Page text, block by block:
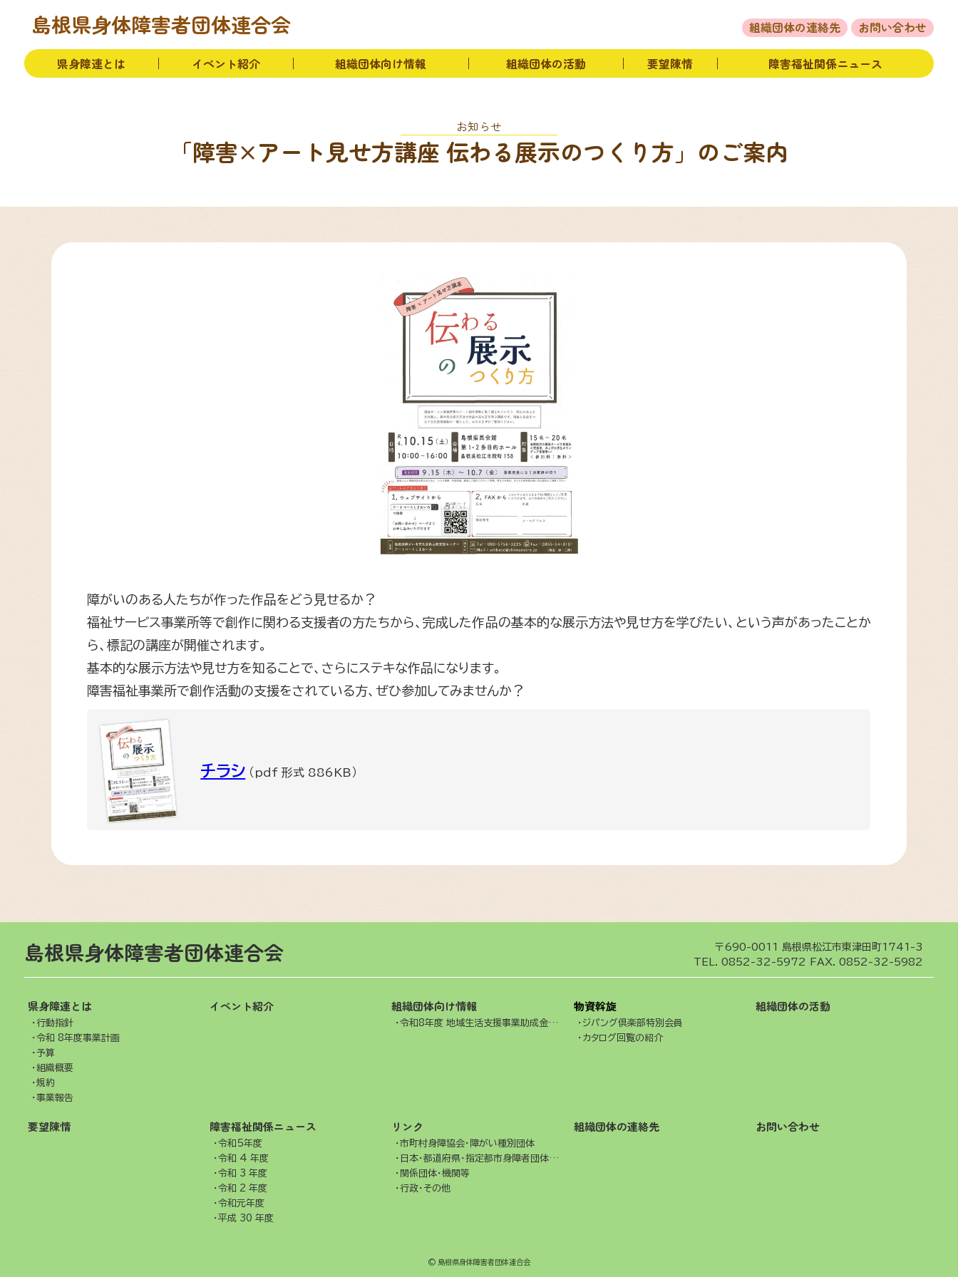
お知らせ
島根県身体障害者団体連合会 組織団体の連絡先 お問い合わせ
県身障連とは イベント紹介 組織団体向け情報 組織団体の活動 要望陳情 障害福祉関係ニュース
お知らせ
「障害×アート見せ方講座 伝わる展示のつくり方」のご案内
障がいのある人たちが作った作品をどう見せるか？
福祉サービス事業所等で創作に関わる支援者の方たちから、完成した作品の基本的な展示方法や見せ方を学びたい、という声があったことか
ら、標記の講座が開催されます。
基本的な展示方法や見せ方を知ることで、さらにステキな作品になります。
障害福祉事業所で創作活動の支援をされている方、ぜひ参加してみませんか？
チラシ （pdf 形式 886KB）
島根県身体障害者団体連合会 〒690-0011
島根県松江市東津田町1741-3
TEL. 0852-32-5972 FAX. 0852-32-5982
県身障連とは
行動指針
令和 8年度事業計画
予算
組織概要
規約
事業報告
イベント紹介 組織団体向け情報
令和8年度 地域生活支援事業助成金交付事業
物資斡旋
ジパング倶楽部特別会員
カタログ回覧の紹介
組織団体の活動
要望陳情 障害福祉関係ニュース
令和5年度
令和 4 年度
令和 3 年度
令和 2 年度
令和元年度
平成 30 年度
リンク
市町村身障協会・障がい種別団体
日本・都道府県・指定都市身障者団体連合会
関係団体・機関等
行政・その他
組織団体の連絡先 お問い合わせ
© 島根県身体障害者団体連合会